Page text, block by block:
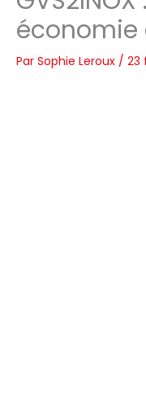
économie
Par Sophie Leroux / 23